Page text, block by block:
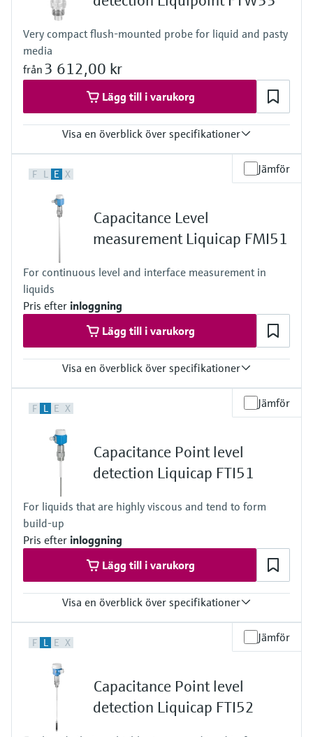
Device Viewer
Hitta produktspecifik information och
dokumentation
Sök efter reservdelar
Hitta reservdelar efter produktrot, orderkod
Handla allt
Microwave transmission
measurement
Memosens technology
Process pressure / max. overpressure limit
Vacuum ... 16 bar
Vacuum ....232 psi
Very compact flush-mounted probe for liquid and pasty
media
från 3 612,00 kr
Lägg till i varukorg
Visa en överblick över specifikationer
Standard:
Cleaning:
-20 ... 150°C for 1h
Process pressure / max. overpressure limit
Vacuum ... 25 bar
(Vacuum ... 362,5 psi)
F L E X Jämför
Capacitance Level
measurement Liquicap FMI51
For continuous level and interface measurement in
liquids
Pris efter inloggning
Lägg till i varukorg
Visa en överblick över specifikationer
Repeatablity 0,1%
-80°C...200°C
-112°F...392°F
Process pressure / max. overpressure limit
Vacuum ... 100 bar
(Vaccum ... 1450 psi)
Max. measurement distance
0.1 m ... 4.0 m
(0.3 ft ... 13 ft)
Main wetted parts
Insulation material: PTFE,PFA
316L
F L E X Jämför
Capacitance Point level
detection Liquicap FTI51
For liquids that are highly viscous and tend to form
build-up
Pris efter inloggning
Lägg till i varukorg
Visa en överblick över specifikationer
-80 °C ... +200 °C
Process pressure / max. overpressure limit
Vacuum ... 100 bar
(Vacuum ... 1450 psi)
F L E X Jämför
Capacitance Point level
detection Liquicap FTI52